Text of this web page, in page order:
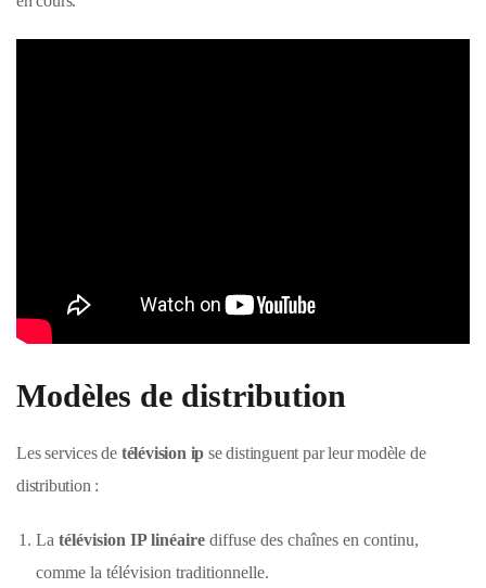
Modèles de distribution
Les services de télévision ip se distinguent par leur modèle de
distribution :
La télévision IP linéaire diffuse des chaînes en continu,
comme la télévision traditionnelle.